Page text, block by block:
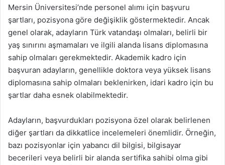
Mersin Üniversitesi’nde personel alımı için başvuru
şartları, pozisyona göre değişiklik göstermektedir. Ancak
genel olarak, adayların Türk vatandaşı olmaları, belirli bir
yaş sınırını aşmamaları ve ilgili alanda lisans diplomasına
sahip olmaları gerekmektedir. Akademik kadro için
başvuran adayların, genellikle doktora veya yüksek lisans
diplomasına sahip olmaları beklenirken, idari kadro için bu
şartlar daha esnek olabilmektedir.
Adayların, başvurdukları pozisyona özel olarak belirlenen
diğer şartları da dikkatlice incelemeleri önemlidir. Örneğin,
bazı pozisyonlar için yabancı dil bilgisi, bilgisayar
becerileri veya belirli bir alanda sertifika sahibi olma gibi